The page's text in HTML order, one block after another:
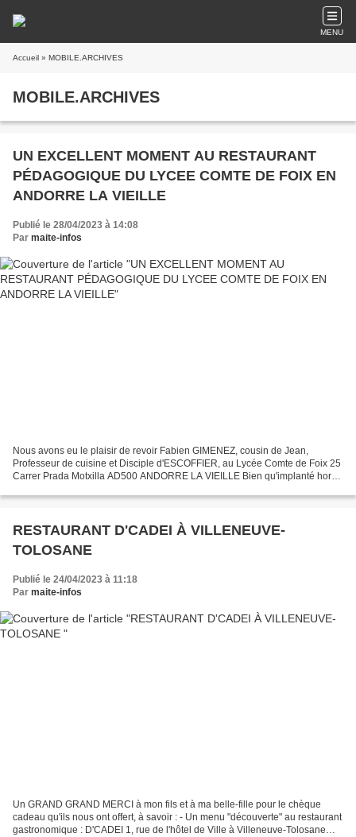
MENU
Accueil » MOBILE.ARCHIVES
MOBILE.ARCHIVES
UN EXCELLENT MOMENT AU RESTAURANT
PÉDAGOGIQUE DU LYCEE COMTE DE FOIX EN
ANDORRE LA VIEILLE
Publié le 28/04/2023 à 14:08
Par maite-infos
Nous avons eu le plaisir de revoir Fabien GIMENEZ, cousin de Jean,
Professeur de cuisine et Disciple d'ESCOFFIER, au Lycée Comte de Foix 25
Carrer Prada Motxilla AD500 ANDORRE LA VIEILLE Bien qu'implanté hors
RESTAURANT D'CADEI À VILLENEUVE-
TOLOSANE
Publié le 24/04/2023 à 11:18
Par maite-infos
Un GRAND GRAND MERCI à mon fils et à ma belle-fille pour le chèque
cadeau qu'ils nous ont offert, à savoir : - Un menu "découverte" au restaurant
gastronomique : D'CADEI 1, rue de l'hôtel de Ville à Villeneuve-Tolosane